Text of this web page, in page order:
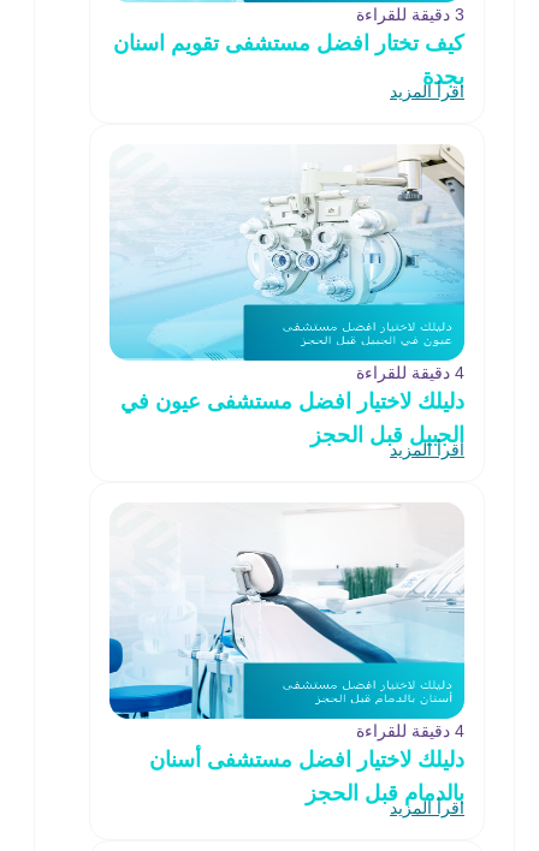
3 دقيقة للقراءة
كيف تختار افضل مستشفى تقويم اسنان
بجدة
اقرأ المزيد
4 دقيقة للقراءة
دليلك لاختيار افضل مستشفى عيون في
الجبيل قبل الحجز
اقرأ المزيد
4 دقيقة للقراءة
دليلك لاختيار افضل مستشفى أسنان
بالدمام قبل الحجز
اقرأ المزيد